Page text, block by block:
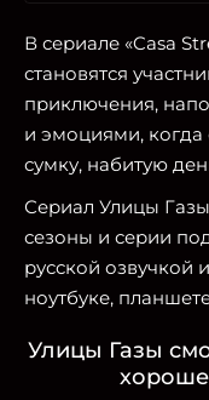
В сериале «Casa
становятся
приключения,
и эмоциями,
сумку, набитую
Сериал Улицы
сезоны и серии
русской озвучкой
ноутбуке,
Улицы Газы